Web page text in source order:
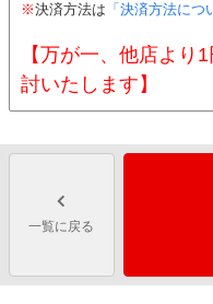
※決済方法は 「決済方法につ
【万が一、他店より
討いたします】
一覧に戻る